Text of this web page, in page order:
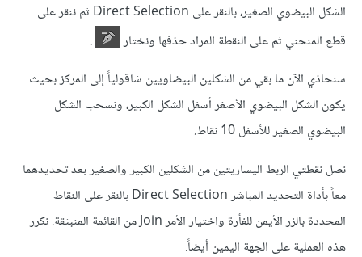
الشكل البيضوي الصغير، بالنقر على Direct Selection ثم ننقر على
قطع المنحني ثم على النقطة المراد حذفها ونختار
.
سنحاذي الآن ما بقي من الشكلين البيضاويين شاقولياً إلى المركز بحيث
يكون الشكل البيضوي الأصغر أسفل الشكل الكبير، ونسحب الشكل
البيضوي الصغير للأسفل 10 نقاط.
نصل نقطتي الربط اليساريتين من الشكلين الكبير والصغير بعد تحديدهما
معاً بأداة التحديد المباشر Direct Selection بالنقر على النقاط
المحددة بالزر الأيمن للفأرة واختيار الأمر Join من القائمة المنبثقة. نكرر
هذه العملية على الجهة اليمين أيضاً.